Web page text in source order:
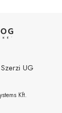
Szerzi UG
Kft.